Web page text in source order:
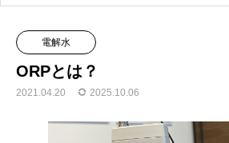
電解水
ORPとは？
2021.04.20 2025.10.06